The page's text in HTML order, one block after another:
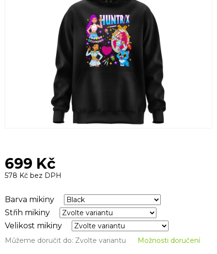
699 Kč
578 Kč bez DPH
cena:
Barva mikiny
Střih mikiny
Velikost mikiny
Můžeme doručit do: Zvolte variantu Možnosti doručení